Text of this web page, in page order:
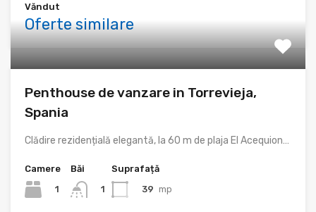
Văndut
Oferte similare
Penthouse de vanzare in Torrevieja,
Spania
Clădire rezidențială elegantă, la 60 m de plaja El Acequion…
Camere
1
Băi
1
Suprafață
39 mp